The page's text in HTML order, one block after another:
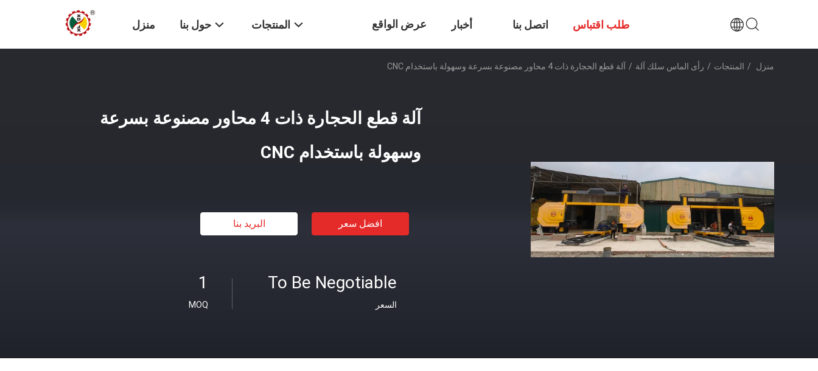
منزل حول بنا المنتجات عرض الواقع
الافتراضي
أخبار اتصل بنا طلب اقتباس
منزل / المنتجات / رأى الماس سلك آلة / آلة قطع الحجارة ذات 4 محاور مصنوعة بسرعة وسهولة باستخدام CNC
آلة قطع الحجارة ذات 4 محاور مصنوعة بسرعة
وسهولة باستخدام CNC
افضل سعر البريد بنا
1
MOQ
To Be Negotiable
السعر